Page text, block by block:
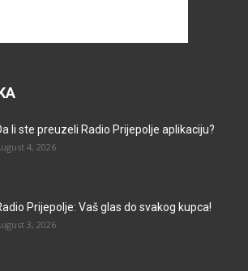
li ste preuzeli Radio Prijepolje aplikaciju?
4, 2026
Prijepolje: Vaš glas do svakog kupca!
3, 2026